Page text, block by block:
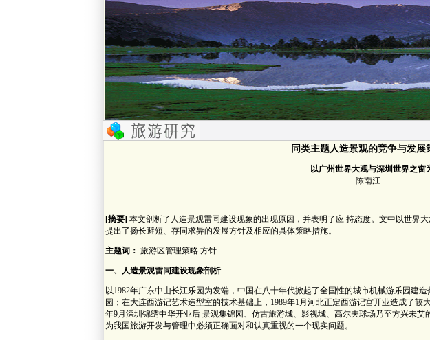
同类主题人造景观的竞争与发展
——以广州世界大观与深圳世界之窗
陈南江
[摘要] 本文剖析了人造景观雷同建设现象的出现原因，并表明了应 持态度。文中以世界
提出了扬长避短、存同求异的发展方针及相应的具体策略措施。
主题词： 旅游区管理策略 方针
一、人造景观雷同建设现象剖析
以1982年广东中山长江乐园为发端，中国在八十年代掀起了全国性的城市机械游乐园建
园；在大连西游记艺术造型室的技术基础上，1989年1月河北正定西游记宫开业造成了较
年9月深圳锦绣中华开业后 景观集锦园、仿古旅游城、影视城、高尔夫球场乃至方兴未
为我国旅游开发与管理中必须正确面对和认真重视的一个现实问题。